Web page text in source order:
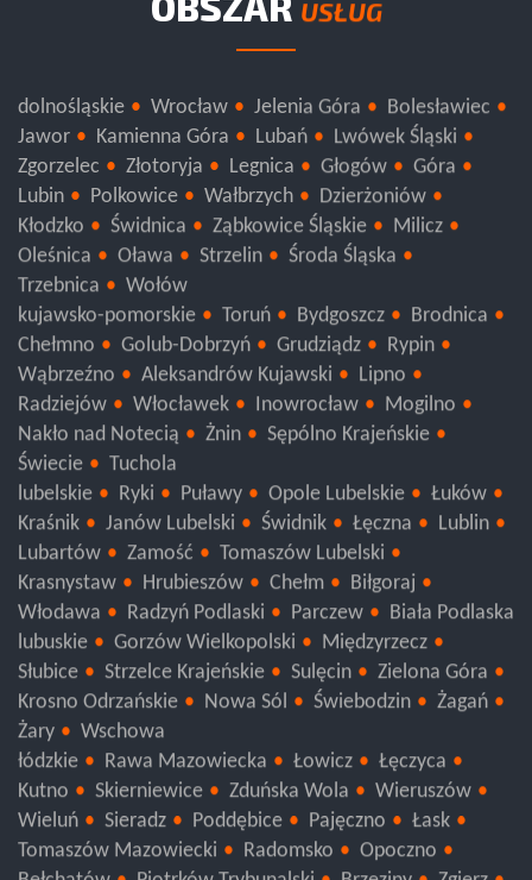
OBSZAR
dolnośląskie Wrocław Jelenia Góra
Bolesławiec
Jawor
Kamienna Góra Lubań
Lwówek Śląski
Zgorzelec
Złotoryja Legnica Głogów
Góra
Lubin
Polkowice Wałbrzych
Dzierżoniów
Kłodzko
Świdnica Ząbkowice Śląskie
Milicz
Oleśnica
Oława
Trzebnica
Wołów
kujawsko-pomorskie
Toruń Bydgoszcz
Brodnica
Chełmno
Golub-Dobrzyń Grudziądz
Rypin
Wąbrzeźno
Aleksandrów Kujawski
Lipno
Radziejów
Włocławek Inowrocław
Mogilno
Nakło nad Notecią
Świecie
Tuchola
lubelskie
Ryki Puławy Opole Lubelskie
Łuków
Kraśnik
Janów Lubelski Świdnik Łęczna
Lubartów
Zamość
Tomaszów Lubelski
Krasnystaw
Hrubieszów Chełm
Biłgoraj
Włodawa
Radzyń Podlaski Parczew
Biała Podlaska
lubuskie
Gorzów Wielkopolski
Międzyrzecz
Słubice
Strzelce Krajeńskie Sulęcin
Zielona Góra
Krosno Odrzańskie
Żary
Wschowa
łódzkie
Rawa Mazowiecka Łowicz
Łęczyca
Kutno
Skierniewice Zduńska Wola
Wieruszów
Wieluń
Sieradz Poddębice Pajęczno
Łask